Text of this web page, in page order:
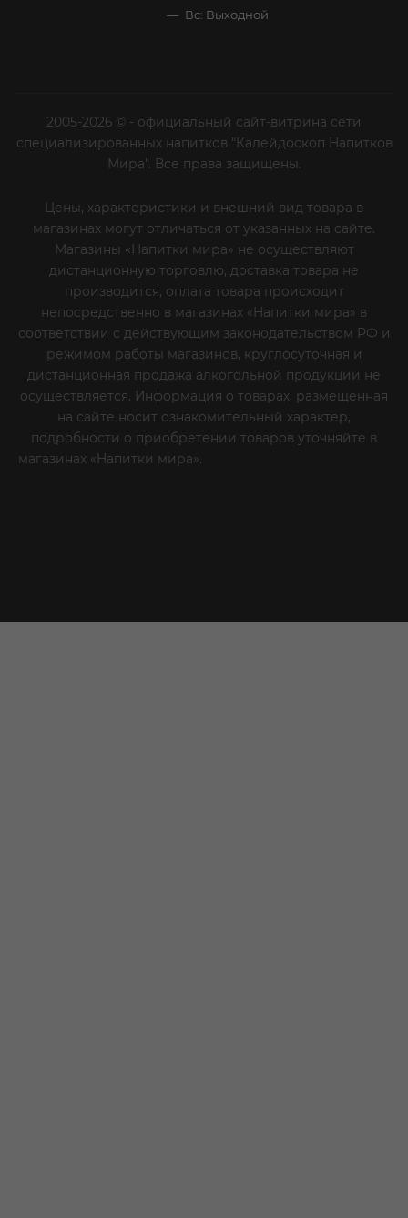
Вс: Выходной
2005-2026 © - официальный сайт-витрина сети
специализированных напитков "Калейдоскоп Напитков
Мира". Все права защищены.
Цены, характеристики и внешний вид товара в
магазинах могут отличаться от указанных на сайте.
Магазины «Напитки мира» не осуществляют
дистанционную торговлю, доставка товара не
производится, оплата товара происходит
непосредственно в магазинах «Напитки мира» в
соответствии с действующим законодательством РФ и
режимом работы магазинов, круглосуточная и
дистанционная продажа алкогольной продукции не
осуществляется. Информация о товарах, размещенная
на сайте носит ознакомительный характер,
подробности о приобретении товаров уточняйте в
магазинах «Напитки мира».